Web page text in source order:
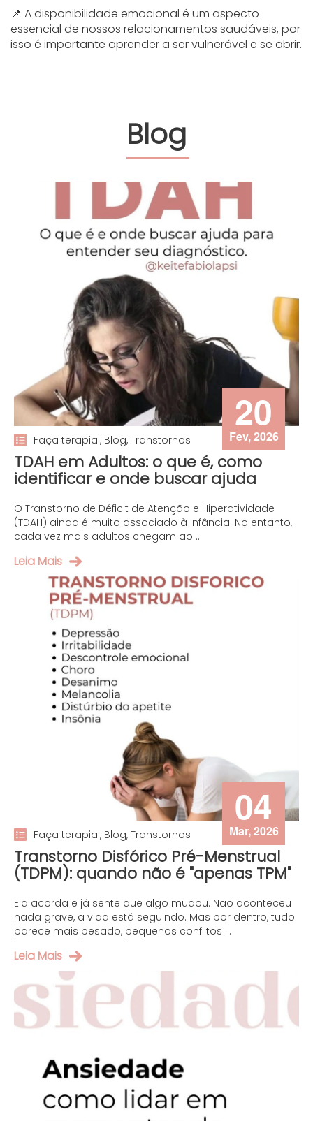
📌 A disponibilidade emocional é um aspecto
essencial de nossos relacionamentos saudáveis, por
isso é importante aprender a ser vulnerável e se abrir.
Blog
20
Fev, 2026
Faça terapia!, Blog, Transtornos
TDAH em Adultos: o que é, como
identificar e onde buscar ajuda
O Transtorno de Déficit de Atenção e Hiperatividade
(TDAH) ainda é muito associado à infância. No entanto,
cada vez mais adultos chegam ao ...
Leia Mais
04
Mar, 2026
Faça terapia!, Blog, Transtornos
Transtorno Disfórico Pré-Menstrual
(TDPM): quando não é "apenas TPM"
Ela acorda e já sente que algo mudou. Não aconteceu
nada grave, a vida está seguindo. Mas por dentro, tudo
parece mais pesado, pequenos conflitos ...
Leia Mais